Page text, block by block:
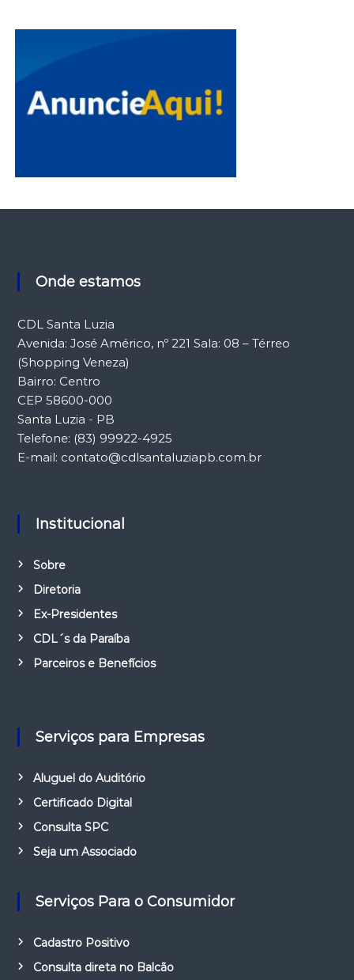
Onde estamos
CDL Santa Luzia
Avenida: José Américo, nº 221 Sala: 08 – Térreo
(Shopping Veneza)
Bairro: Centro
CEP 58600-000
Santa Luzia - PB
Telefone: (83) 99922-4925
E-mail: contato@cdlsantaluziapb.com.br
Institucional
Sobre
Diretoria
Ex-Presidentes
CDL´s da Paraíba
Parceiros e Benefícios
Serviços para Empresas
Aluguel do Auditório
Certificado Digital
Consulta SPC
Seja um Associado
Serviços Para o Consumidor
Cadastro Positivo
Consulta direta no Balcão